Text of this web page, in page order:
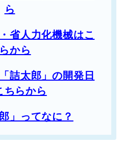
ら
省人力化機械はこ
から
詰太郎」の開発日
ちらから
」ってなに？